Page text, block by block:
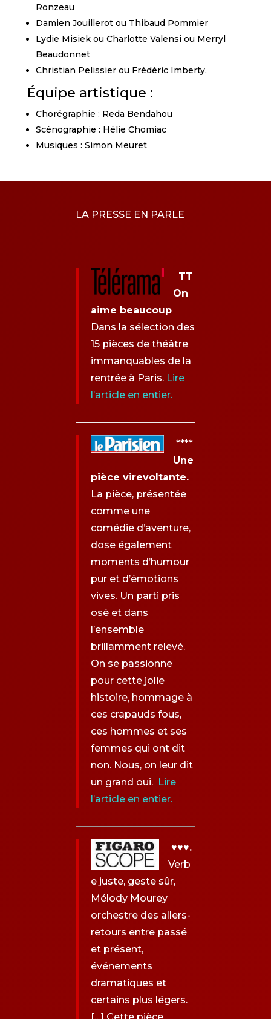
Ronzeau
Damien Jouillerot ou Thibaud Pommier
Lydie Misiek ou Charlotte Valensi ou Merryl
Beaudonnet
Christian Pelissier ou Frédéric Imberty.
Équipe artistique :
Chorégraphie : Reda Bendahou
Scénographie : Hélie Chomiac
Musiques : Simon Meuret
LA PRESSE EN PARLE
TT
On
aime beaucoup
Dans la sélection des
15 pièces de théâtre
immanquables de la
rentrée à Paris. Lire
l’article en entier.
****
Une
pièce virevoltante.
La pièce, présentée
comme une
comédie d’aventure,
dose également
moments d’humour
pur et d’émotions
vives. Un parti pris
osé et dans
l’ensemble
brillamment relevé.
On se passionne
pour cette jolie
histoire, hommage à
ces crapauds fous,
ces hommes et ses
femmes qui ont dit
non. Nous, on leur dit
un grand oui. Lire
l’article en entier.
♥♥♥.
Verb
e juste, geste sûr,
Mélody Mourey
orchestre des allers-
retours entre passé
et présent,
événements
dramatiques et
certains plus légers.